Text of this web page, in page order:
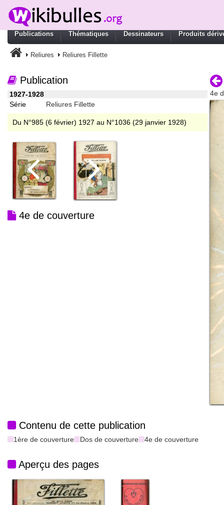
Publications Thématiques Dessinateurs Produits
Reliures Reliures Fillette
Publication
1927-1928
Série
Reliures Fillette
Du N°985 (6 février) 1927 au N°1036 (29 janvier 1928)
4e de couverture
4e
Contenu de cette publication
1ère de couverture Dos de couverture 4e de couverture
Aperçu des pages